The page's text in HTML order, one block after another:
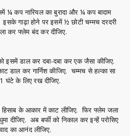
¼ कप नारियल का बुरादा और ¼ कप बादाम
गाढ़ा होने पर इसमें ½ छोटी चम्मच दरदरी
कर फ्लेम बंद कर दीजिए.
इसमें डाल कर दबा-दबा कर एक जैसा कीजिए.
डाल कर गार्निश कीजिए. चम्मच से हल्का सा
घंटे के लिए रख दीजिए.
के आकार में काट लीजिए. फिर फ्लेम जला
अब बर्फी को निकाल कर इन्हें परोसिए
का आनंद लीजिए.